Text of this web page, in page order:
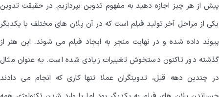
پیش از هر چیز اجازه دهید به مفهوم تدوین بپردازیم. در حقیقت تدوین
یکی از مراحل آخر تولید فیلم است که در آن پلان های مختلف با یکدیگر
پیوند داده شده و در نهایت منجر به ایجاد فیلم می شوند. این هنر از
گذشته دور تاکنون دستخوش تغییرات زیادی شده است. به عنوان مثال
در چندین دهه قبل، تدوینگران عملا تنها کاری که انجام می دادند